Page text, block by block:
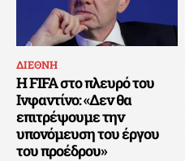
ΔΙΕΘΝΗ
Η FIFA στο πλευρό του
Ινφαντίνο: «Δεν θα
επιτρέψουμε την
υπονόμευση του έργου
του προέδρου»